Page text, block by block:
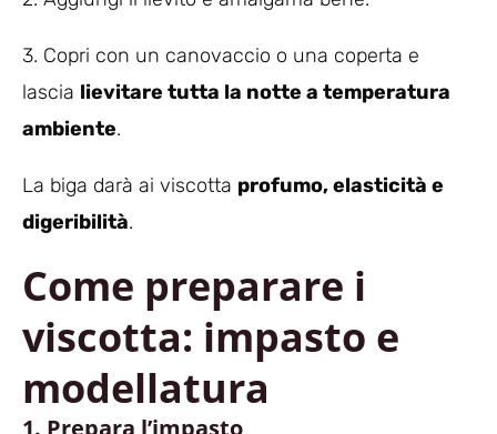
3. Copri con un canovaccio o una coperta e
lascia lievitare tutta la notte a temperatura
ambiente.
La biga darà ai viscotta profumo, elasticità e
digeribilità.
Come preparare i
viscotta: impasto e
modellatura
1. Prepara l’impasto